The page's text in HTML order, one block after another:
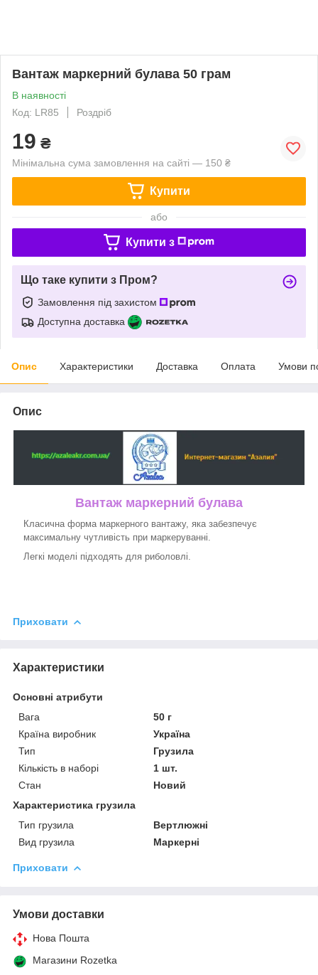
Вантаж маркерний булава 50 грам
В наявності
Код: LR85
Роздріб
19 ₴
Мінімальна сума замовлення на сайті — 150 ₴
Купити
або
Купити з
Що таке купити з Пром?
Замовлення під захистом
Доступна доставка
Опис Характеристики Доставка Оплата Умови
Опис
Вантаж маркерний булава
Класична форма маркерного вантажу, яка забезпечує
максимальну чутливість при маркеруванні.
Легкі моделі підходять для риболовлі.
Приховати
Характеристики
Основні атрибути
Вага
50 г
Країна виробник
Україна
Тип
Грузила
Кількість в наборі
1 шт.
Стан
Новий
Характеристика грузила
Тип грузила
Вертлюжні
Вид грузила
Маркерні
Приховати
Умови доставки
Нова Пошта
Магазини Rozetka